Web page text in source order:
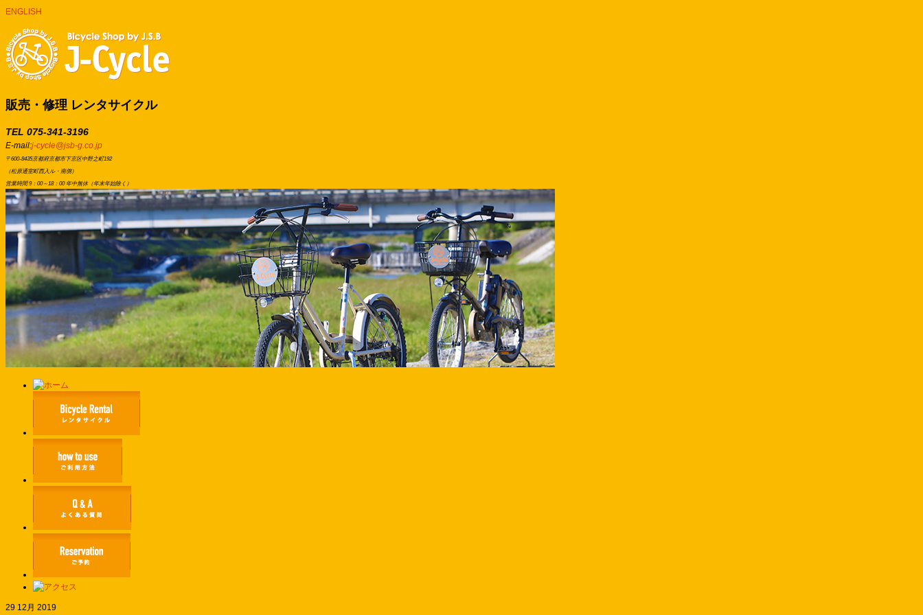
ENGLISH
販売・修理 レンタサイクル
TEL 075-341-3196
E-mail:j-cycle@jsb-g.co.jp
〒600-8435京都府京都市下京区中野之町192
（松原通室町西入ル・南側）
営業時間 9：00～18：00 年中無休（年末年始除く）
29 12月 2019